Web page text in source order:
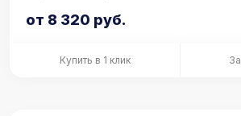
от 8 320 руб.
Купить в 1 клик